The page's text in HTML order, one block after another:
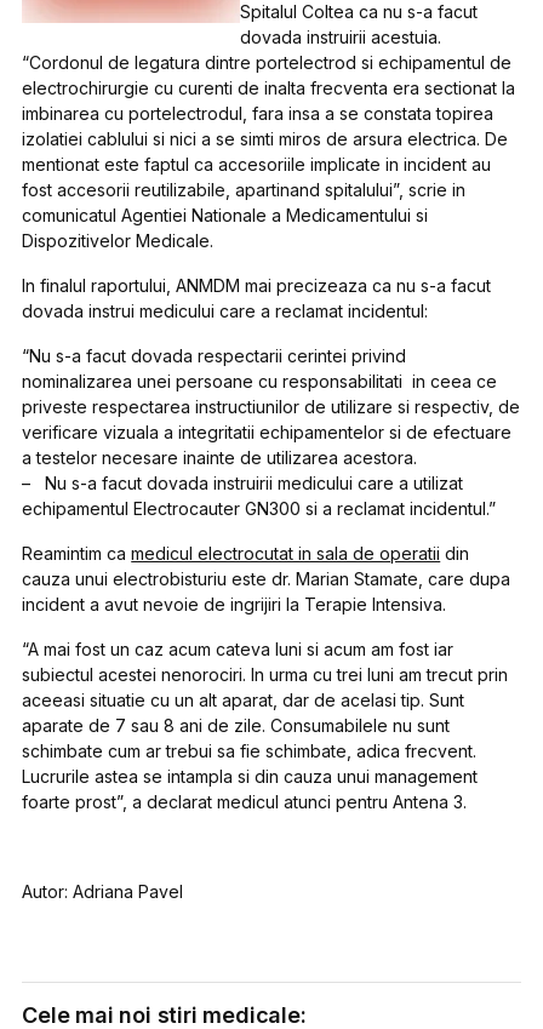
Spitalul Coltea ca nu s-a facut
dovada instruirii acestuia.
“Cordonul de legatura dintre portelectrod si echipamentul de
electrochirurgie cu curenti de inalta frecventa era sectionat la
imbinarea cu portelectrodul, fara insa a se constata topirea
izolatiei cablului si nici a se simti miros de arsura electrica. De
mentionat este faptul ca accesoriile implicate in incident au
fost accesorii reutilizabile, apartinand spitalului”, scrie in
comunicatul Agentiei Nationale a Medicamentului si
Dispozitivelor Medicale.
In finalul raportului, ANMDM mai precizeaza ca nu s-a facut
dovada instrui medicului care a reclamat incidentul:
“Nu s-a facut dovada respectarii cerintei privind
nominalizarea unei persoane cu responsabilitati in ceea ce
priveste respectarea instructiunilor de utilizare si respectiv, de
verificare vizuala a integritatii echipamentelor si de efectuare
a testelor necesare inainte de utilizarea acestora.
– Nu s-a facut dovada instruirii medicului care a utilizat
echipamentul Electrocauter GN300 si a reclamat incidentul.”
Reamintim camedicul electrocutat in sala de operatii din
cauza unui electrobisturiu este dr. Marian Stamate, care dupa
incident a avut nevoie de ingrijiri la Terapie Intensiva.
“A mai fost un caz acum cateva luni si acum am fost iar
subiectul acestei nenorociri. In urma cu trei luni am trecut prin
aceeasi situatie cu un alt aparat, dar de acelasi tip. Sunt
aparate de 7 sau 8 ani de zile. Consumabilele nu sunt
schimbate cum ar trebui sa fie schimbate, adica frecvent.
Lucrurile astea se intampla si din cauza unui management
foarte prost”, a declarat medicul atunci pentru Antena 3.
Autor: Adriana Pavel
Cele mai noi stiri medicale: